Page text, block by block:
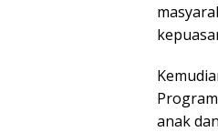
anak